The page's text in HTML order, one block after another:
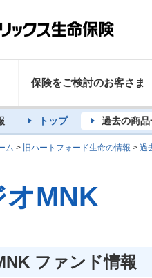
保険をご検討のお客さま
トップ 過去の商品
ム > 旧ハートフォード生命の情報 > 過
オMNK
ファンド情報